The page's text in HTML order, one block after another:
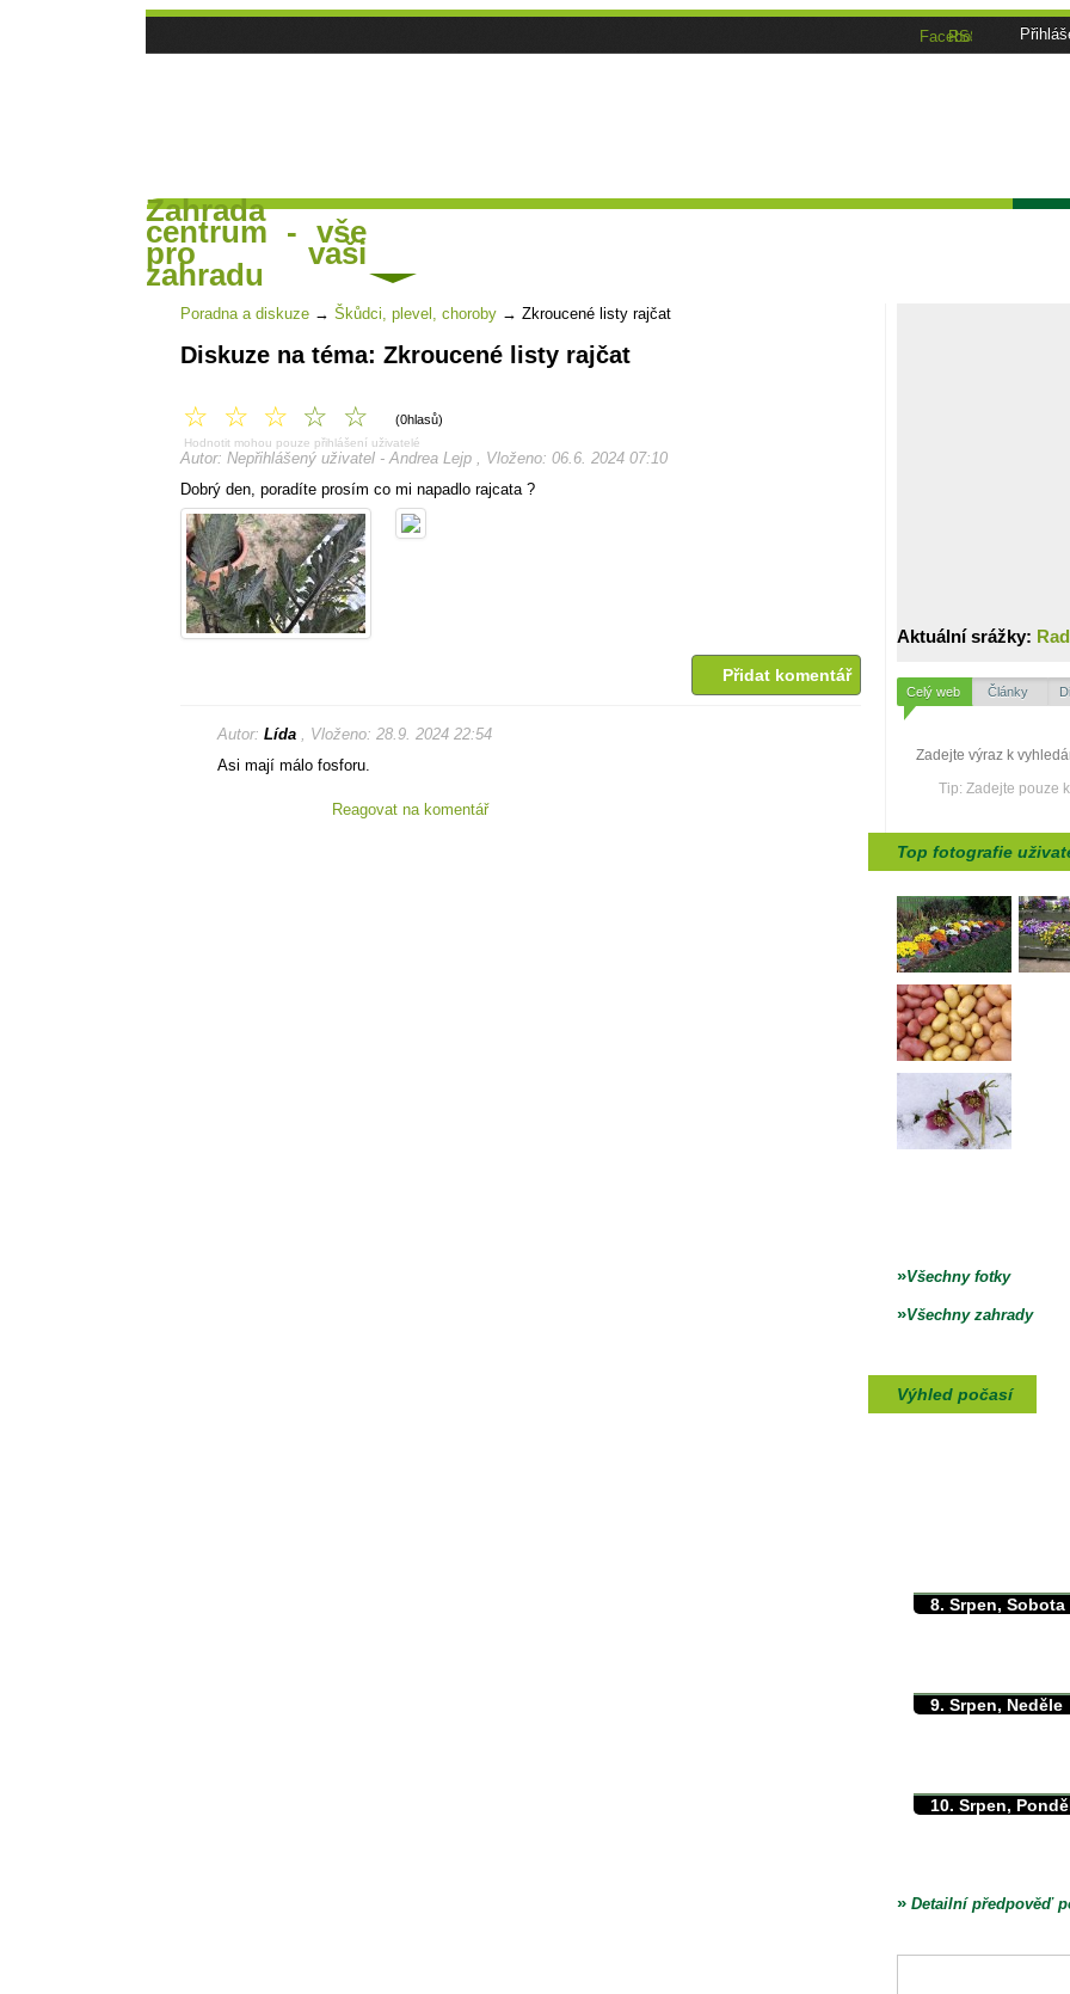
Facebook
RSS
Zahrada
centrum - vše
pro vaši
zahradu
Hlavní strana Poradna a diskuse
Poradna a diskuze → Škůdci, plevel, choroby → Zkroucené listy rajčat
Diskuze na téma: Zkroucené listy rajčat
☆
☆
☆
☆
☆ (0hlasů)
Hodnotit mohou pouze přihlášení uživatelé
Autor: Nepřihlášený uživatel - Andrea Lejp , Vloženo: 06.6. 2024 07:10
Dobrý den, poradíte prosím co mi napadlo rajcata ?
Přidat komentář
Autor: Lída , Vloženo: 28.9. 2024 22:54
Asi mají málo fosforu.
Reagovat na komentář
Aktuální srážky:
Celý web Články
Tip: Zadejte pouze
Top fotografie
»Všechny fotky
»Všechny zahrady
Výhled počasí
8. Srpen, Sobota
9. Srpen, Neděle
10. Srpen,
» Detailní předpověď